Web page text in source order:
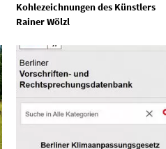
Kohlezeichnungen des Künstlers
Rainer Wölzl